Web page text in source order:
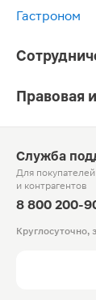
Гастроном
Правовая
Служба
Для покупателей
и контрагентов
8 800 200-
Круглосуточно,